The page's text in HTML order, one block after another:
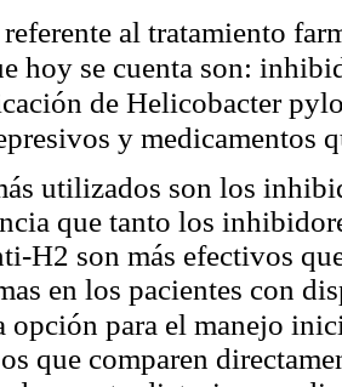
al tratamiento
hoy se cuenta son:
de Helicobacter
y medicamentos
utilizados son los
que tanto los
H2 son más efectivos
en los pacientes con
opción para el manejo
que comparen